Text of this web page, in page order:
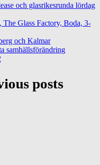
och glasrikesrunda lördag
Glass Factory, Boda, 3-
och Kalmar
samhällsförändring
posts